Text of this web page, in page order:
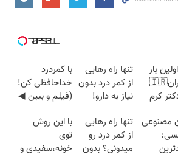
بار
در ایران🇮🇷
کرم
ساخت!
تنها راه رهایی
از کمر درد بدون
نیاز به دارو!
با کمردرد
خداحافظی کن!
(فیلم و ببین ◀
پرکن)
مصنوعی
تنها راه رهایی
از کمر درد رو
میدونی؟ بدون
با این روش
توی
خونه،سفیدی و